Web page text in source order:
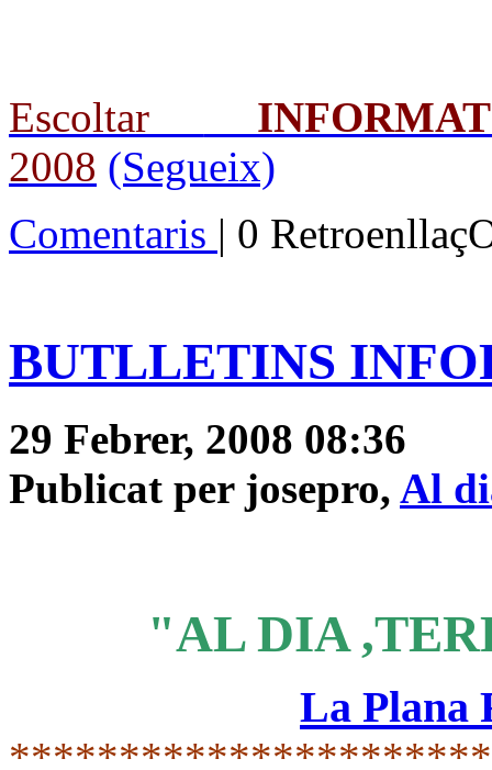
Escoltar
2008 (Segueix)
Comentaris | 0
BUTLLETINS
29 Febrer, 2008 08:36
Publicat per josepro, Al
"AL DIA
La Plana